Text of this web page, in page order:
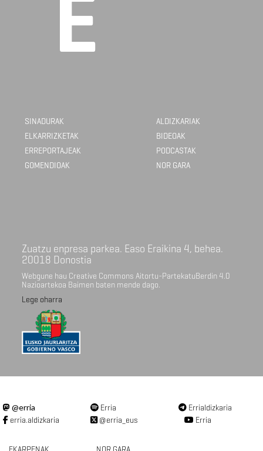
SINADURAK
ELKARRIZKETAK
ERREPORTAJEAK
GOMENDIOAK
ALDIZKARIAK
BIDEOAK
PODCASTAK
NOR GARA
Zuatzu enpresa parkea. Easo Eraikina 4, behea.
20018 Donostia
Webgune hau Creative Commons Aitortu-PartekatuBerdin 4.0
Nazioartekoa Baimen baten mende dago.
Lege oharra
@erria Erria
Errialdizkaria
erria.aldizkaria
@erria_eus Erria